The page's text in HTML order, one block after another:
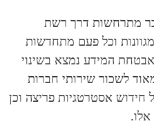
מתרחשות דרך רשת
וכל פעם מתחדשות
המידע נמצא בשינוי
לשכור שירותי חברות
אסטרטגיות פריצה וכן